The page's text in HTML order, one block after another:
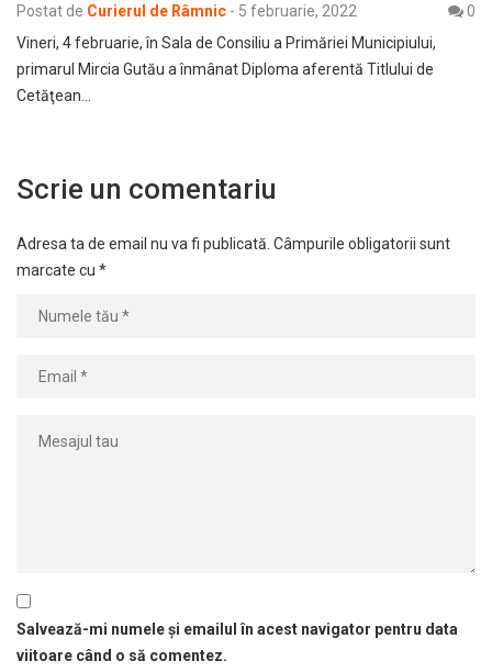
Postat de Curierul de Râmnic - 5 februarie, 2022
0
Vineri, 4 februarie, în Sala de Consiliu a Primăriei Municipiului,
primarul Mircia Gutău a înmânat Diploma aferentă Titlului de
Cetăţean…
Scrie un comentariu
Adresa ta de email nu va fi publicată. Câmpurile obligatorii sunt
marcate cu *
Salvează-mi numele și emailul în acest navigator pentru data
viitoare când o să comentez.